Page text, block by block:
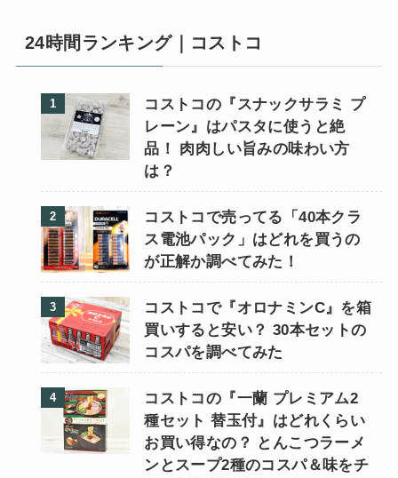
24時間ランキング｜コストコ
コストコの『スナックサラミ プ
レーン』はパスタに使うと絶
品！ 肉肉しい旨みの味わい方
は？
コストコで売ってる「40本クラ
ス電池パック」はどれを買うの
が正解か調べてみた！
コストコで『オロナミンC』を箱
買いすると安い？ 30本セットの
コスパを調べてみた
コストコの『一蘭 プレミアム2
種セット 替玉付』はどれくらい
お買い得なの？ とんこつラーメ
ンとスープ2種のコスパ＆味をチ